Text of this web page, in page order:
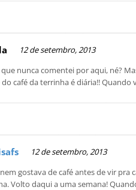
12 de setembro, 2013
que nunca comentei por aqui, né?
café da terrinha é diária!! Quando
12 de setembro, 2013
gostava de café antes de vir pra
Volto daqui a uma semana!